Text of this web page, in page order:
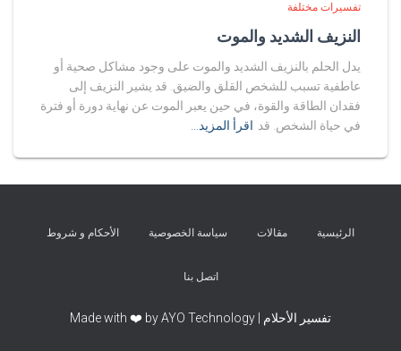
تفسيرات مختلفة
النزيف الشديد والموت
يدل الحلم بالنزيف الشديد والموت على وجود مشاكل صحية أو
عاطفية تسبب للشخص القلق والضيق. قد يشير النزيف إلى
فقدان الطاقة والقوة، في حين يعبر الموت عن نهاية دورة أو فترة
في حياة الشخص. قد اقرأ المزيد…
الرئيسية مقالات سياسة الخصوصية الأحكام و شروط
اتصل بنا
تفسير الأحلام | Made with ❤️ by AYO Technology